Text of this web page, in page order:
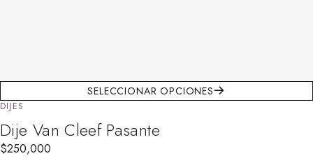
SELECCIONAR OPCIONES
DIJES
Dije Van Cleef Pasante
$250,000